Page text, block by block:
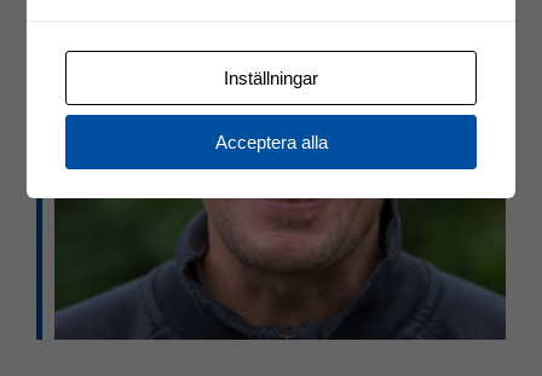
Inställningar
Acceptera alla